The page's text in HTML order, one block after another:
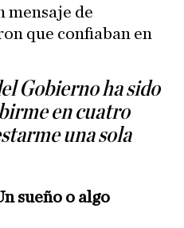
mensaje de
que confiaban en
Gobierno ha sido
en cuatro
una sola
sueño o algo